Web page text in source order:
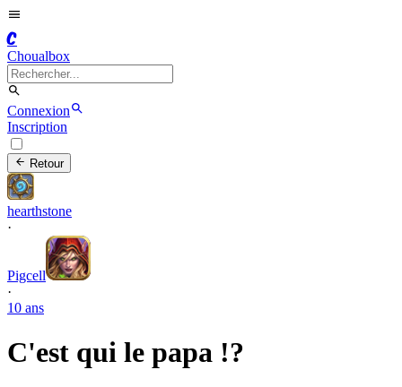
C
Choualbox
Connexion
Inscription
Retour
hearthstone
·
Pigcell
·
10 ans
C'est qui le papa !?